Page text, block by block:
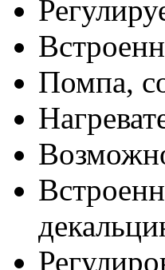
Помпа,